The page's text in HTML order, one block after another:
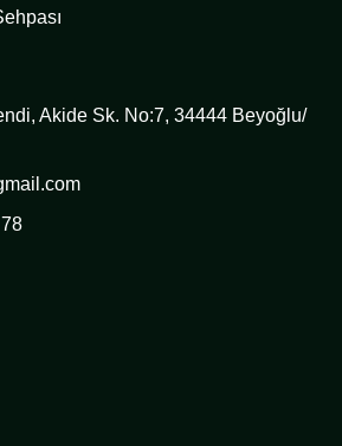
Akide Sk. No:7, 34444 Beyoğlu/